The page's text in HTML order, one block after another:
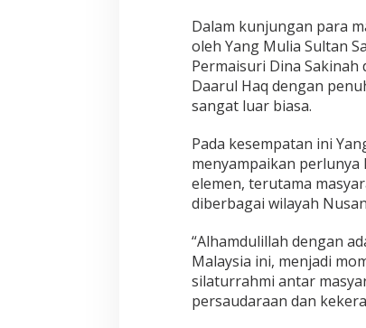
D
a
a
H
a
q
Dalam kunjungan para
oleh Yang Mulia Sultan
Permaisuri Dina Sakinah
Daarul Haq dengan
sangat luar biasa.
Pada kesempatan ini
menyampaikan
elemen, terutama
diberbagai wilayah
“Alhamdulillah dengan
Malaysia ini, menjadi
silaturrahmi antar
persaudaraan dan